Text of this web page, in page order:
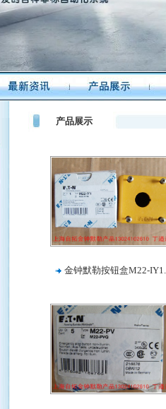
产品展示
金钟默勒按钮盒M22-